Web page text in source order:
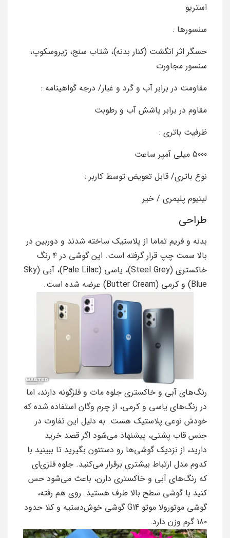
استریو
سنسورها :
حسگر اثر انگشت (کنار بدنه)، شتاب‌ سنج، ژیروسکوپ،
سنسور مجاورت
مقاومت در برابر آب و گرد و غبار/ درجه گواهینامه :
مقاوم در برابر پاشش آب و رطوبت
ظرفیت باتری :
5000 میلی آمپر ساعت
نوع باتری/ قابل تعویض توسط کاربر :
لیتیوم پلیمری / خیر
طراحی
بدنه و فریم تماما از پلاستیک ساخته شدند و دوربین در
بالا سمت چپ قرار گرفته است. این گوشی در ۴ رنگ
خاکستری (Steel Grey)، یاسی (Pale Lilac)، آبی (Sky
Blue) و کرمی (Butter Cream) عرضه شده است.
رنگ‌های آبی و خاکستری جلوه مات و فلزگونه دارند، اما
در رنگ‌های یاسی و کرمی، از چرم وگان استفاده شده که
خودش نوعی پلاستیک هست. به دلیل این تفاوت در
جنس قاب پشتی، پیشنهاد می‌شود اگر قصد خرید
دارید، از نزدیک گوشی‌ها رو دستتون بگیرید تا ببینید با
کدوم مدل ارتباط بیشتری برقرار می‌کنید. جلوه فلزی‌ای
که رنگ‌های آبی و خاکستری دارن، باعث می‌شود حس
کنید با گوشی سطح بالا طرف هستید. روی هم رفته،
گوشی موتورولا موتو G14 گوشی خوش‌دستیه و کلا حدود
۱۸۰ گرم وزن دارد.